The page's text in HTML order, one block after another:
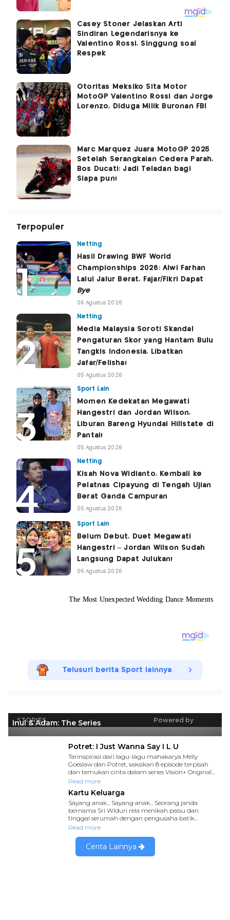
Casey Stoner Jelaskan Arti
Sindiran Legendarisnya ke
Valentino Rossi, Singgung soal
Respek
Otoritas Meksiko Sita Motor
MotoGP Valentino Rossi dan Jorge
Lorenzo, Diduga Milik Buronan FBI
Marc Marquez Juara MotoGP 2025
Setelah Serangkaian Cedera Parah,
Bos Ducati: Jadi Teladan bagi
Siapa pun!
Terpopuler
Netting
Hasil Drawing BWF World
Championships 2026: Alwi Farhan
Lalui Jalur Berat, Fajar/Fikri Dapat
Bye
06 Agustus 2026
Netting
Media Malaysia Soroti Skandal
Pengaturan Skor yang Hantam Bulu
Tangkis Indonesia, Libatkan
Jafar/Felisha!
05 Agustus 2026
Sport Lain
Momen Kedekatan Megawati
Hangestri dan Jordan Wilson,
Liburan Bareng Hyundai Hillstate di
Pantai!
05 Agustus 2026
Netting
Kisah Nova Widianto, Kembali ke
Pelatnas Cipayung di Tengah Ujian
Berat Ganda Campuran
05 Agustus 2026
Sport Lain
Belum Debut, Duet Megawati
Hangestri – Jordan Wilson Sudah
Langsung Dapat Julukan!
06 Agustus 2026
Telusuri berita Sport lainnya